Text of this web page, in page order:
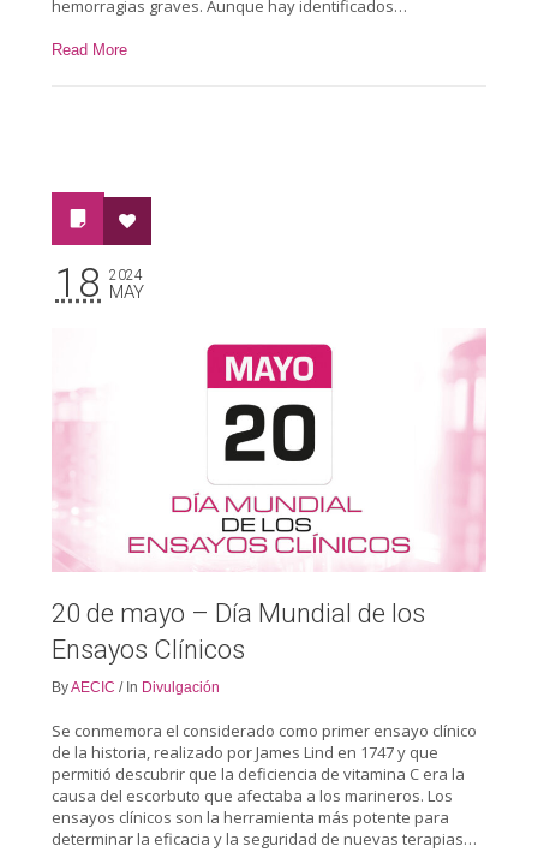
hemorragias graves. Aunque hay identificados…
Read More
18 2024
MAY
20 de mayo – Día Mundial de los
Ensayos Clínicos
ByAECIC / In Divulgación
Se conmemora el considerado como primer ensayo clínico
de la historia, realizado por James Lind en 1747 y que
permitió descubrir que la deficiencia de vitamina C era la
causa del escorbuto que afectaba a los marineros. Los
ensayos clínicos son la herramienta más potente para
determinar la eficacia y la seguridad de nuevas terapias…